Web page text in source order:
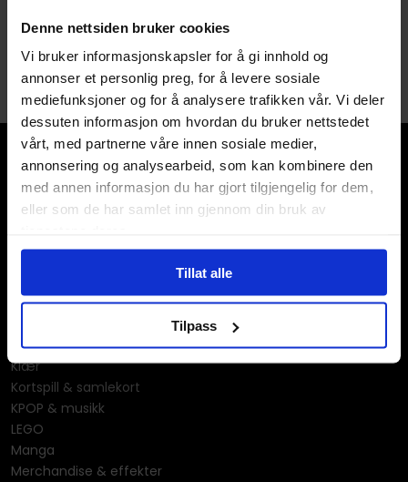
Denne nettsiden bruker cookies
Vi bruker informasjonskapsler for å gi innhold og
annonser et personlig preg, for å levere sosiale
mediefunksjoner og for å analysere trafikken vår. Vi deler
dessuten informasjon om hvordan du bruker nettstedet
vårt, med partnerne våre innen sosiale medier,
annonsering og analysearbeid, som kan kombinere den
med annen informasjon du har gjort tilgjengelig for dem,
eller som de har samlet inn gjennom din bruk av
Tillat alle
Tilpass
Våre kategorier
Bøker
Hobby & fritid
Klær
Kortspill & samlekort
KPOP & musikk
LEGO
Manga
Merchandise & effekter